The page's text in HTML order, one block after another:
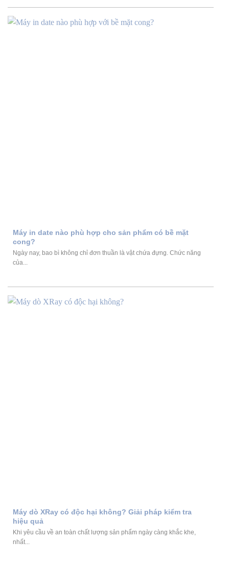
Máy in date nào phù hợp cho sản phẩm có bề mặt
cong?
Ngày nay, bao bì không chỉ đơn thuần là vật chứa đựng. Chức năng
của...
Máy dò XRay có độc hại không? Giải pháp kiểm tra
hiệu quả
Khi yêu cầu về an toàn chất lượng sản phẩm ngày càng khắc khe,
nhất...